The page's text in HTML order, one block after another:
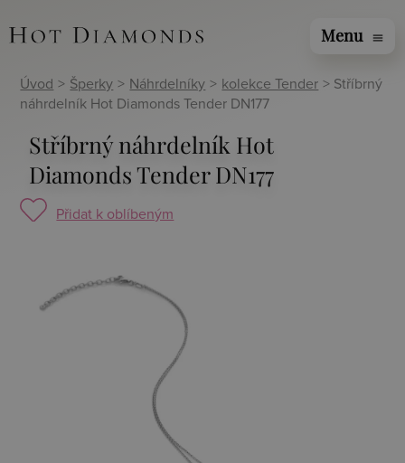
Menu menu
Úvod > Šperky > Náhrdelníky > kolekce Tender > Stříbrný
náhrdelník Hot Diamonds Tender DN177
Stříbrný náhrdelník Hot
Diamonds Tender DN177
Přidat k oblíbeným